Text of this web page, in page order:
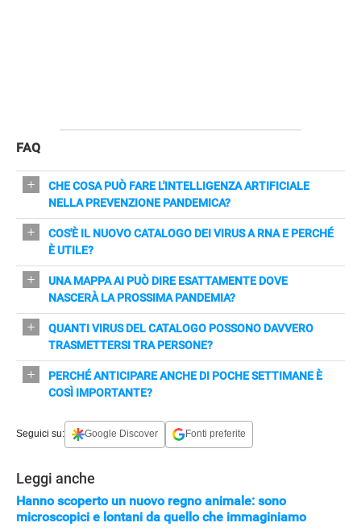
STREAMING E SERIE TV
FAQ
CHE COSA PUÒ FARE L'INTELLIGENZA ARTIFICIALE
NELLA PREVENZIONE PANDEMICA?
L'AI seleziona segnali rilevanti in grandi database per
indicare aree e virus da sorvegliare più da vicino,
aiutando prioritarizzare risorse e indagini.
COS'È IL NUOVO CATALOGO DEI VIRUS A RNA E PERCHÉ
È UTILE?
È un database aggiornato con 239 specie che registra
dove e quando sono state trovate e la loro capacità di
diffusione, utile per costruire mappe del rischio.
UNA MAPPA AI PUÒ DIRE ESATTAMENTE DOVE
NASCERÀ LA PROSSIMA PANDEMIA?
Non fornisce certezze né localizza l'origine esatta;
segnala però aree e minacce con rischio più alto sulla
base dei dati disponibili.
QUANTI VIRUS DEL CATALOGO POSSONO DAVVERO
TRASMETTERSI TRA PERSONE?
Secondo il dataset solo circa 60 delle 239 specie censite
mostrano la capacità di sostenere una trasmissione
PERCHÉ ANTICIPARE ANCHE DI POCHE SETTIMANE È
COSÌ IMPORTANTE?
preparazione di vaccini e sistemi di controllo, riducendo
Seguici su: Google Discover Fonti preferite
Leggi anche
Hanno scoperto un nuovo regno animale: sono
microscopici e lontani da quello che immaginiamo